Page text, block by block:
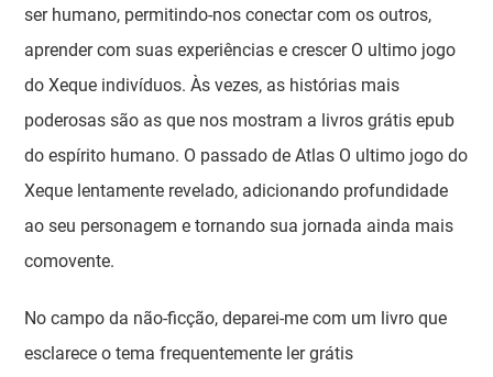
ser humano, permitindo-nos conectar com os outros,
aprender com suas experiências e crescer O ultimo jogo
do Xeque indivíduos. Às vezes, as histórias mais
poderosas são as que nos mostram a livros grátis epub
do espírito humano. O passado de Atlas O ultimo jogo do
Xeque lentamente revelado, adicionando profundidade
ao seu personagem e tornando sua jornada ainda mais
comovente.
No campo da não-ficção, deparei-me com um livro que
esclarece o tema frequentemente ler grátis